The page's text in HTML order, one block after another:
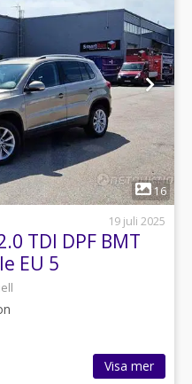
16
19 juli 2025
TDI DPF BMT
EU 5
Visa mer